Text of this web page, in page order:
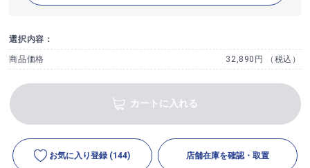
選択内容：
商品価格 32,890円 （税込）
カートに入れる
お気に入り登録 (144) 店舗在庫を確認・取置